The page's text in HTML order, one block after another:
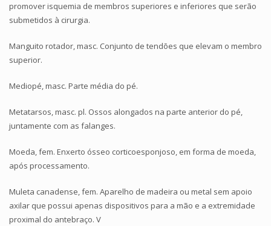
promover isquemia de membros superiores e inferiores que serão
submetidos à cirurgia.
Manguito rotador, masc. Conjunto de tendões que elevam o membro
superior.
Mediopé, masc. Parte média do pé.
Metatarsos, masc. pl. Ossos alongados na parte anterior do pé,
juntamente com as falanges.
Moeda, fem. Enxerto ósseo corticoesponjoso, em forma de moeda,
após processamento.
Muleta canadense, fem. Aparelho de madeira ou metal sem apoio
axilar que possui apenas dispositivos para a mão e a extremidade
proximal do antebraço. V